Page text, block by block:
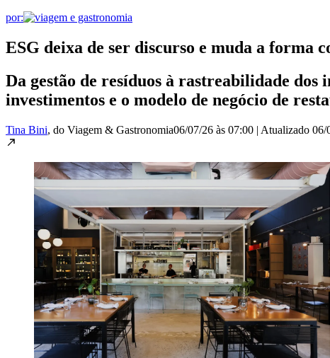
por:
ESG deixa de ser discurso e muda a forma
Da gestão de resíduos à rastreabilidade
investimentos e o modelo de negócio de
Tina Bini, do Viagem & Gastronomia06/07/26 às 07:00 | Atualizado 06/